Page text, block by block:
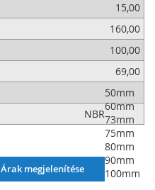
15,00
160,00
100,00
69,00
50mm
60mm
73mm
75mm
80mm
90mm
100mm
NBR
Árak megjelenítése